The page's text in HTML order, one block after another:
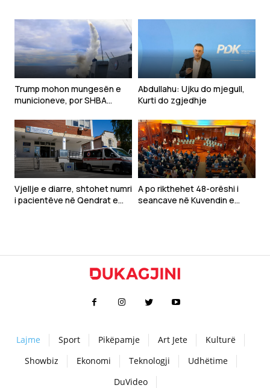
Trump mohon mungesën e
municioneve, por SHBA
armëve për luftën me Iranin
Abdullahu: Ujku do mjegull,
Kurti do zgjedhje
Vjellje e diarre, shtohet numri
i pacientëve në Qendrat e
A po rikthehet 48-orëshi i
seancave në Kuvendin e
Lajme Sport Pikëpamje Art Jete
Kulturë
Showbiz
Ekonomi Teknologji
Udhëtime
DuVideo